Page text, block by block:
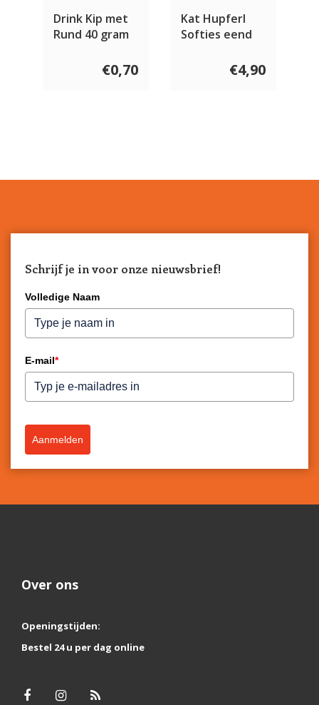
Drink Kip met
Rund 40 gram
€0,70
Kat Hupferl
Softies eend
€4,90
Schrijf je in voor onze nieuwsbrief!
Volledige Naam
E-mail*
Aanmelden
Over ons
Openingstijden:
Bestel 24 u per dag online